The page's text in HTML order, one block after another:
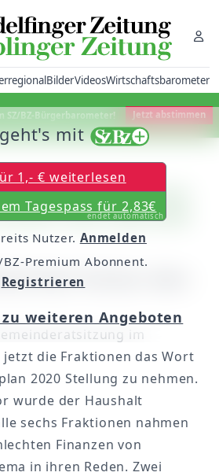
BilderVideosWirtschaftsbarometer
SZ/BZ-Bürgerbarometer! Jetzt abstimmen
will an dem
der neuen Sporthalle
hinter den
im
die Fraktionen das Wort
2020 Stellung zu nehmen.
wurde der Haushalt
sechs Fraktionen nahmen
Finanzen von
in ihren Reden. Zwei
mit
1,- € weiterlesen
Tagespass für 2,83€
endet automatisch
Nutzer. Anmelden
Premium Abonnent.
Registrieren
weiteren Angeboten